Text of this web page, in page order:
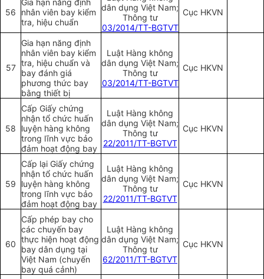
56
Gia hạn năng định
nhân viên bay kiểm
tra, hiệu chuẩn
dân dụng Việt Nam;
Thông tư
03/2014/TT-BGTVT
Cục HKVN
57
Gia hạn năng định
nhân viên bay kiểm
tra, hiệu chuẩn và
bay đánh giá
phương thức bay
bằng thiết bị
Luật Hàng không
dân dụng Việt Nam;
Thông tư
03/2014/TT-BGTVT
Cục HKVN
58
Cấp Giấy chứng
nhận tổ chức huấn
luyện hàng không
trong lĩnh vực bảo
đảm hoạt động bay
Luật Hàng không
dân dụng Việt Nam;
Thông tư
22/2011/TT-BGTVT
Cục HKVN
59
Cấp lại Giấy chứng
nhận tổ chức huấn
luyện hàng không
trong lĩnh vực bảo
đảm hoạt động bay
Luật Hàng không
dân dụng Việt Nam;
Thông tư
22/2011/TT-BGTVT
Cục HKVN
60
Cấp phép bay cho
các chuyến bay
thực hiện hoạt động
bay dân dụng tại
Việt Nam (chuyến
bay quá cảnh)
Luật Hàng không
dân dụng Việt Nam;
Thông tư
62/2011/TT-BGTVT
Cục HKVN